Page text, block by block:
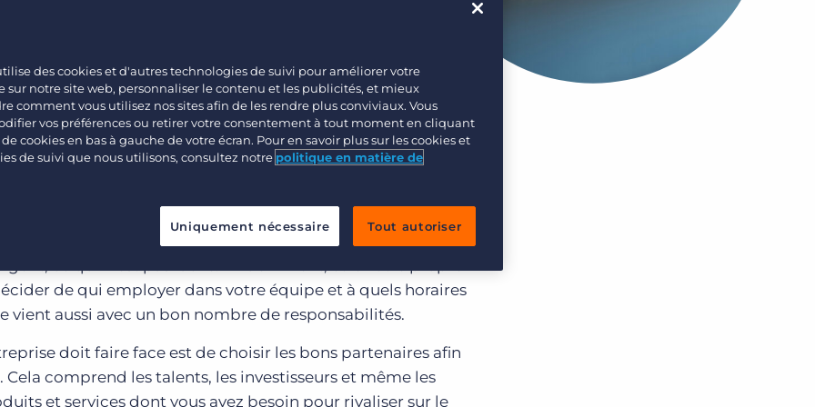
recrutement exige que vous sacrificiez votre propre temps
ce qui n’est pas facile. Evidemment, être votre propre
de qui employer dans votre équipe et à quels horaires
vient aussi avec un bon nombre de responsabilités.
doit faire face est de choisir les bons partenaires afin
comprend les talents, les investisseurs et même les
et services dont vous avez besoin pour rivaliser sur le
des cookies et d'autres technologies de suivi pour améliorer votre
sur notre site web, personnaliser le contenu et les publicités, et mieux
comment vous utilisez nos sites afin de les rendre plus conviviaux. Vous
vos préférences ou retirer votre consentement à tout moment en cliquant
cookies en bas à gauche de votre écran. Pour en savoir plus sur les cookies et
de suivi que nous utilisons, consultez notre politique en matière de
Uniquement nécessaire Tout autoriser